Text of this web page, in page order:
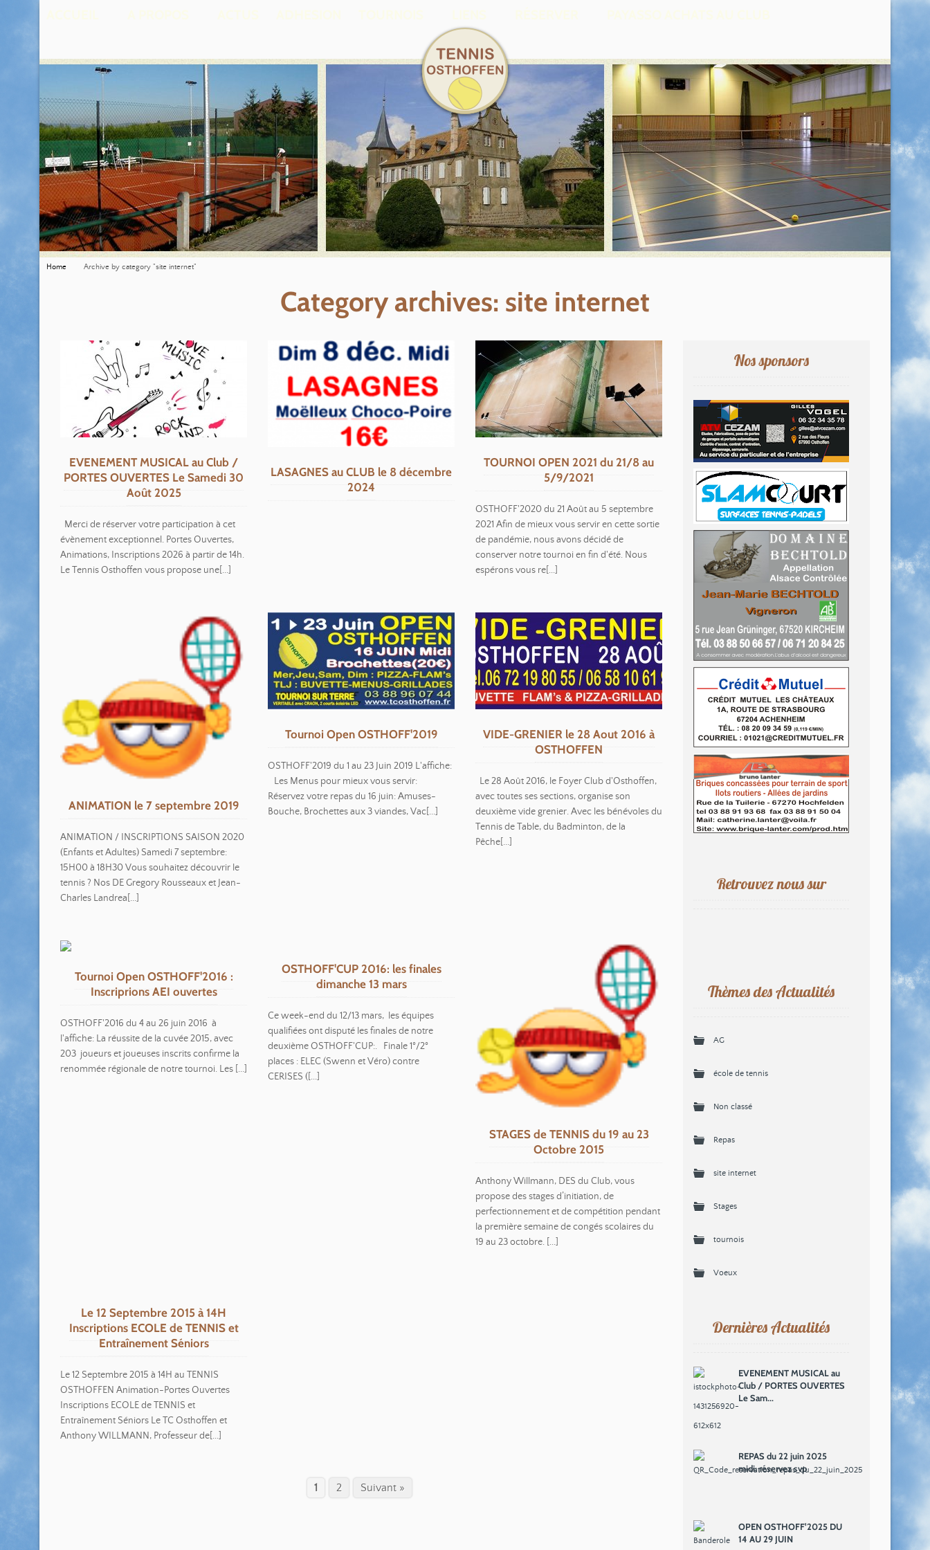
Home Archive by category "site internet"
Category archives: site internet
EVENEMENT MUSICAL au Club /
PORTES OUVERTES Le Samedi 30
Août 2025
Merci de réserver votre participation à cet
évènement exceptionnel. Portes Ouvertes,
Animations, Inscriptions 2026 à partir de 14h.
Le Tennis Osthoffen vous propose une[...]
LASAGNES au CLUB le 8 décembre
2024
TOURNOI OPEN 2021 du 21/8 au
5/9/2021
OSTHOFF'2020 du 21 Août au 5 septembre
2021 Afin de mieux vous servir en cette sortie
de pandémie, nous avons décidé de
conserver notre tournoi en fin d'été. Nous
espérons vous re[...]
ANIMATION le 7 septembre 2019
ANIMATION / INSCRIPTIONS SAISON 2020
(Enfants et Adultes) Samedi 7 septembre:
15H00 à 18H30 Vous souhaitez découvrir le
tennis ? Nos DE Gregory Rousseaux et Jean-
Charles Landrea[...]
Tournoi Open OSTHOFF'2019
OSTHOFF'2019 du 1 au 23 Juin 2019 L'affiche:
Les Menus pour mieux vous servir:
Réservez votre repas du 16 juin: Amuses-
Bouche, Brochettes aux 3 viandes, Vac[...]
VIDE-GRENIER le 28 Aout 2016 à
OSTHOFFEN
Le 28 Août 2016, le Foyer Club d'Osthoffen,
avec toutes ses sections, organise son
deuxième vide grenier. Avec les bénévoles du
Tennis de Table, du Badminton, de la
Pêche[...]
Tournoi Open OSTHOFF'2016 :
Inscriprions AEI ouvertes
OSTHOFF'2016 du 4 au 26 juin 2016 à
l'affiche: La réussite de la cuvée 2015, avec
203 joueurs et joueuses inscrits confirme la
renommée régionale de notre tournoi. Les [...]
OSTHOFF'CUP 2016: les finales
dimanche 13 mars
Ce week-end du 12/13 mars, les équipes
qualifiées ont disputé les finales de notre
deuxième OSTHOFF'CUP:. Finale 1°/2°
places : ELEC (Swenn et Véro) contre
CERISES ([...]
STAGES de TENNIS du 19 au 23
Octobre 2015
Anthony Willmann, DES du Club, vous
propose des stages d’initiation, de
perfectionnement et de compétition pendant
la première semaine de congés scolaires du
19 au 23 octobre. [...]
Le 12 Septembre 2015 à 14H
Inscriptions ECOLE de TENNIS et
Entraînement Séniors
Le 12 Septembre 2015 à 14H au TENNIS
OSTHOFFEN Animation-Portes Ouvertes
Inscriptions ECOLE de TENNIS et
Entraînement Séniors Le TC Osthoffen et
Anthony WILLMANN, Professeur de[...]
1 2 Suivant »
Nos sponsors
Retrouvez nous sur
Thèmes des Actualités
AG
école de tennis
Non classé
Repas
site internet
Stages
tournois
Voeux
Dernières Actualités
EVENEMENT MUSICAL au
Club / PORTES OUVERTES
Le Sam...
REPAS du 22 juin 2025
midi: réservez svp
OPEN OSTHOFF'2025 DU
14 AU 29 JUIN